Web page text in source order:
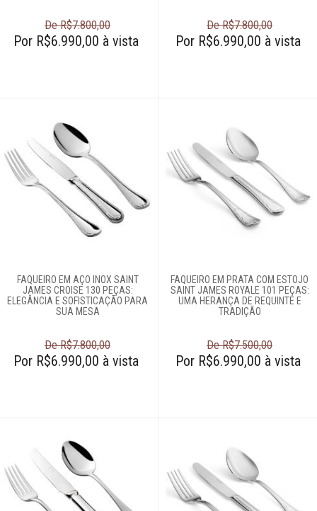
De R$7.800,00
Por R$6.990,00 à vista
De R$7.800,00
Por R$6.990,00 à vista
FAQUEIRO EM AÇO INOX SAINT
JAMES CROISE 130 PEÇAS:
ELEGÂNCIA E SOFISTICAÇÃO PARA
SUA MESA
De R$7.800,00
Por R$6.990,00 à vista
FAQUEIRO EM PRATA COM ESTOJO
SAINT JAMES ROYALE 101 PEÇAS:
UMA HERANÇA DE REQUINTE E
TRADIÇÃO
De R$7.500,00
Por R$6.990,00 à vista